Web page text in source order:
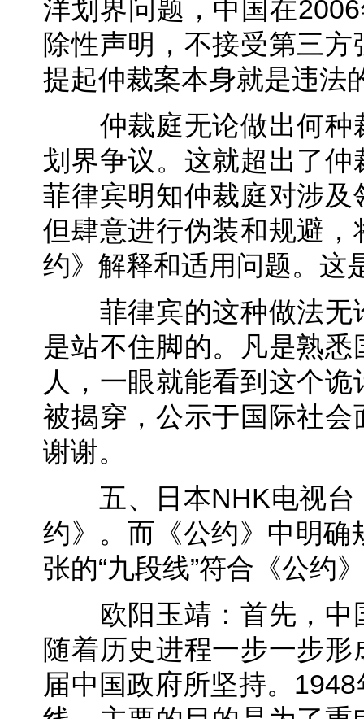
洋划界问题，中国在
除性声明，不接受第三
提起仲裁案本身就是违法
仲裁庭无论做出何种
划界争议。这就超出了
菲律宾明知仲裁庭对涉
但肆意进行伪装和规避
约》解释和适用问题。这
菲律宾的这种做法无
是站不住脚的。凡是熟
人，一眼就能看到这个
被揭穿，公示于国际社
谢谢。
五、日本NHK电视台
约》。而《公约》中明
张的“九段线”符合《公约
欧阳玉靖：首先，中
随着历史进程一步一步
届中国政府所坚持。